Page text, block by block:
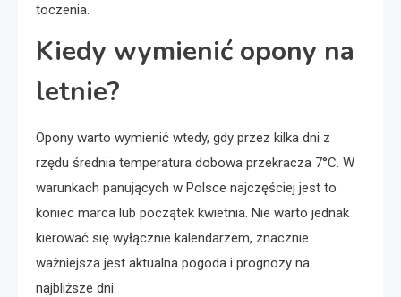
toczenia.
Kiedy wymienić opony na
letnie?
Opony warto wymienić wtedy, gdy przez kilka dni z
rzędu średnia temperatura dobowa przekracza 7°C. W
warunkach panujących w Polsce najczęściej jest to
koniec marca lub początek kwietnia. Nie warto jednak
kierować się wyłącznie kalendarzem, znacznie
ważniejsza jest aktualna pogoda i prognozy na
najbliższe dni.